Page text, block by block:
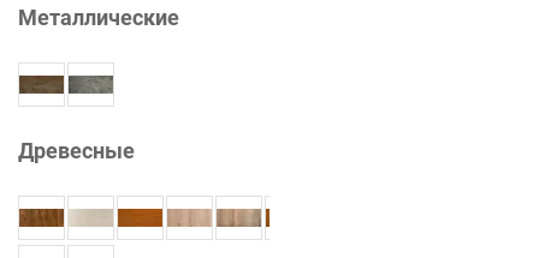
Металлические
Древесные